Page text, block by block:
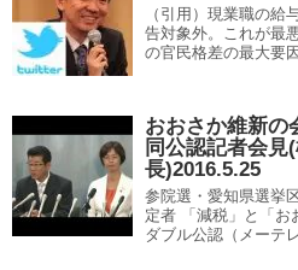
（引用）現業職の給
告対象外。これが最
の官民格差の最大要
おおさか維新の
同公認記者会見
長)2016.5.25
参院選・愛知県選挙
定者 「減税」と「お
ダブル公認（メーテ